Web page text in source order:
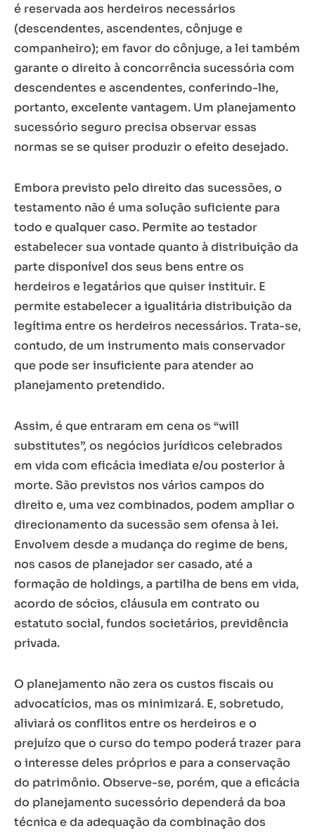
é reservada aos herdeiros necessários
(descendentes, ascendentes, cônjuge e
companheiro); em favor do cônjuge, a lei também
garante o direito à concorrência sucessória com
descendentes e ascendentes, conferindo-lhe,
portanto, excelente vantagem. Um planejamento
sucessório seguro precisa observar essas
normas se se quiser produzir o efeito desejado.
Embora previsto pelo direito das sucessões, o
testamento não é uma solução suficiente para
todo e qualquer caso. Permite ao testador
estabelecer sua vontade quanto à distribuição da
parte disponível dos seus bens entre os
herdeiros e legatários que quiser instituir. E
permite estabelecer a igualitária distribuição da
legítima entre os herdeiros necessários. Trata-se,
contudo, de um instrumento mais conservador
que pode ser insuficiente para atender ao
planejamento pretendido.
Assim, é que entraram em cena os “will
substitutes”, os negócios jurídicos celebrados
em vida com eficácia imediata e/ou posterior à
morte. São previstos nos vários campos do
direito e, uma vez combinados, podem ampliar o
direcionamento da sucessão sem ofensa à lei.
Envolvem desde a mudança do regime de bens,
nos casos de planejador ser casado, até a
formação de holdings, a partilha de bens em vida,
acordo de sócios, cláusula em contrato ou
estatuto social, fundos societários, previdência
privada.
O planejamento não zera os custos fiscais ou
advocatícios, mas os minimizará. E, sobretudo,
aliviará os conflitos entre os herdeiros e o
prejuízo que o curso do tempo poderá trazer para
o interesse deles próprios e para a conservação
do patrimônio. Observe-se, porém, que a eficácia
do planejamento sucessório dependerá da boa
técnica e da adequação da combinação dos